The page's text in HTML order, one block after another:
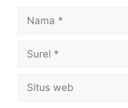
Nama
Surel
Situs
web